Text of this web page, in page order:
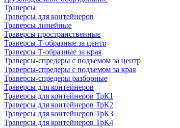
Траверсы
Траверсы для контейнеров
Траверсы линейные
Траверсы пространственные
Траверсы Т-образные за центр
Траверсы Т-образные за края
Траверсы-спредеры с подъемом за центр
Траверсы-спредеры с подъемом за края
Траверсы-спредеры разборные
Траверсы для контейнеров
Траверсы для контейнеров ТрК1
Траверсы для контейнеров ТрК2
Траверсы для контейнеров ТрК3
Траверсы для контейнеров ТрК4